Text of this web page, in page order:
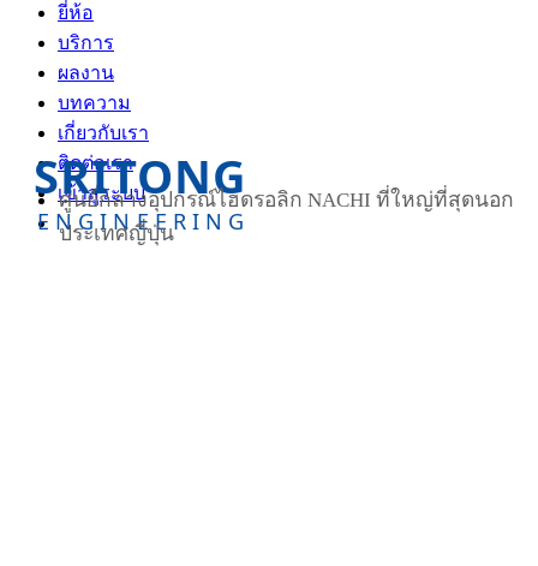
ยี่ห้อ
บริการ
ผลงาน
บทความ
เกี่ยวกับเรา
ติดต่อเรา
เข้าสู่ระบบ
ENGINEERING
SRITONG
ศูนย์กลางอุปกรณ์ไฮดรอลิก NACHI ที่ใหญ่ที่สุดนอก
ประเทศญี่ปุ่น